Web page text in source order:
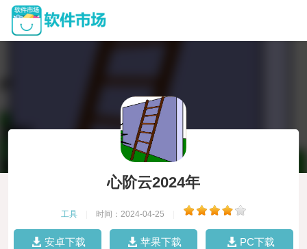
心阶云2024年
工具 时间：2024-04-25
安卓下载 苹果下载 PC下载